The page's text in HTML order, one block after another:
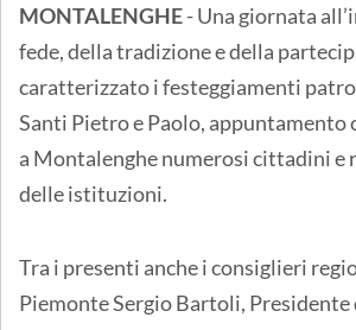
MONTALENGHE- Una giornata
fede, della tradizione e della
caratterizzato i festeggiamenti
Santi Pietro e Paolo, appuntamento
a Montalenghe numerosi cittadini e
delle istituzioni.
Tra i presenti anche i consiglieri
Piemonte Sergio Bartoli, Presidente